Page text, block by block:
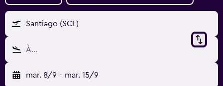
Santiago (SCL)
À…
mar. 8/9 - mar. 15/9